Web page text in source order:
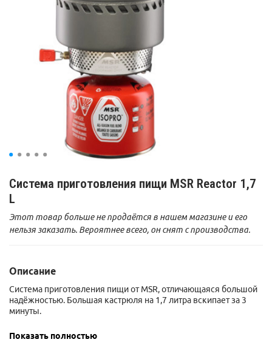
Система приготовления пищи MSR Reactor 1,7
L
Этот товар больше не продаётся в нашем магазине и его
нельзя заказать. Вероятнее всего, он снят с производства.
Описание
Система приготовления пищи от MSR, отличающаяся большой
надёжностью. Большая кастрюля на 1,7 литра вскипает за 3
минуты.
позволяет системе эффективнее распределять тепло по
Показать полностью